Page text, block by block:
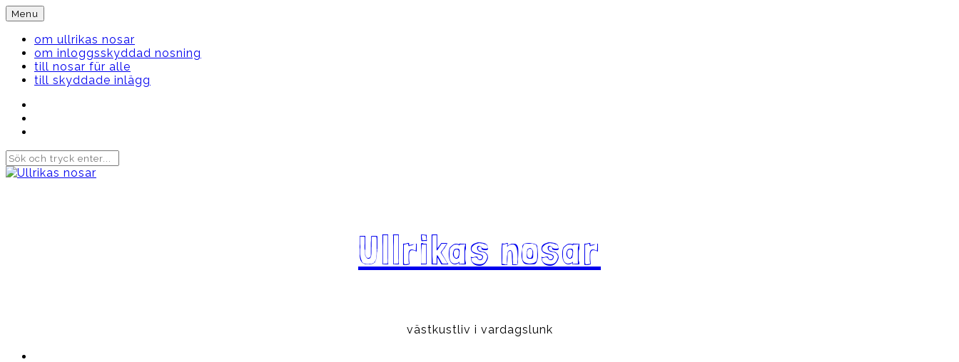
Skip
to
content
Menu
om ullrikas nosar
om inloggsskyddad nosning
till nosar für alle
till skyddade inlägg
Ullrikas nosar
västkustliv i vardagslunk